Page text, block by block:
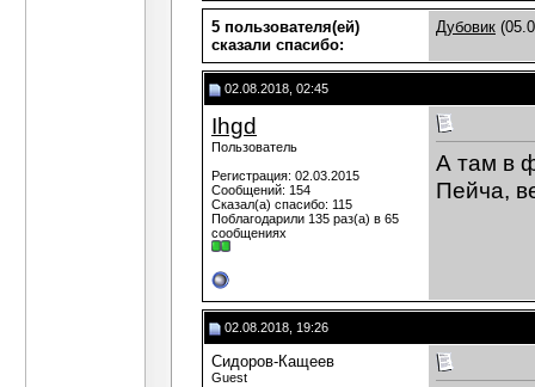
5 пользователя(ей)
сказали cпасибо:
Дубовик
02.08.2018, 02:45
Ihgd
Пользователь
Регистрация: 02.03.2015
Сообщений: 154
Сказал(а) спасибо: 115
Поблагодарили 135 раз(а) в 65
сообщениях
А там в
Пейча,
02.08.2018, 19:26
Сидоров-Кащеев
Guest